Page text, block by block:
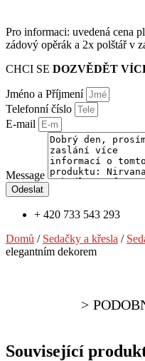
Pro informaci: uvedená cena
zádový opěrák a 2x polštář v
CHCI SE DOZVĚDĚT
Jméno a Příjmení
Telefonní číslo
E-mail
Message
Odeslat
+ 420 733 543 293
Domů / Sedačky a křesla /
elegantním dekorem
Související